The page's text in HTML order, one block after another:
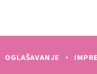
OGLAŠAVANJE